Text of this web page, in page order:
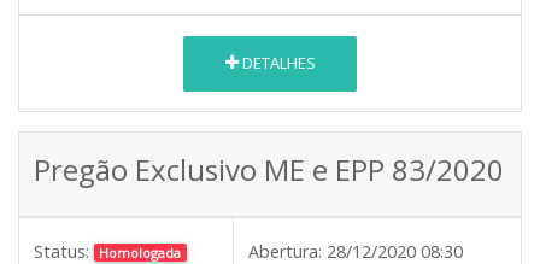
DETALHES
Pregão Exclusivo ME e EPP 83/2020
Status: Homologada Abertura: 28/12/2020 08:30